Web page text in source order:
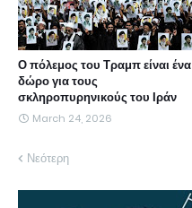
Ο πόλεμος του Τραμπ είναι ένα
δώρο για τους
σκληροπυρηνικούς του Ιράν
March 24, 2026
Νεότερη